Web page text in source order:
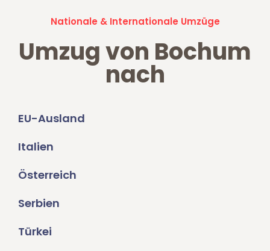
Nationale & Internationale Umzüge
Umzug von Bochum
nach
EU-Ausland
Italien
Österreich
Serbien
Türkei